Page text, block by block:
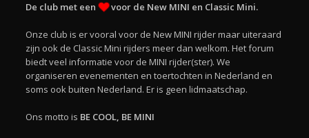
De club met een voor de New MINI en Classic Mini.
Onze club is er vooral voor de New MINI rijder maar uiteraard
zijn ook de Classic Mini rijders meer dan welkom. Het forum
biedt veel informatie voor de MINI rijder(ster). We
organiseren evenementen en toertochten in Nederland en
soms ook buiten Nederland. Er is geen lidmaatschap.
Ons motto is BE COOL, BE MINI